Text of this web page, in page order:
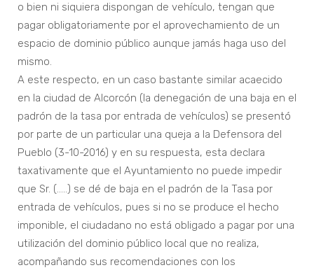
o bien ni siquiera dispongan de vehículo, tengan que
pagar obligatoriamente por el aprovechamiento de un
espacio de dominio público aunque jamás haga uso del
mismo.
A este respecto, en un caso bastante similar acaecido
en la ciudad de Alcorcón (la denegación de una baja en el
padrón de la tasa por entrada de vehículos) se presentó
por parte de un particular una queja a la Defensora del
Pueblo (3-10-2016) y en su respuesta, esta declara
taxativamente que el Ayuntamiento no puede impedir
que Sr. (…..) se dé de baja en el padrón de la Tasa por
entrada de vehículos, pues si no se produce el hecho
imponible, el ciudadano no está obligado a pagar por una
utilización del dominio público local que no realiza,
acompañando sus recomendaciones con los